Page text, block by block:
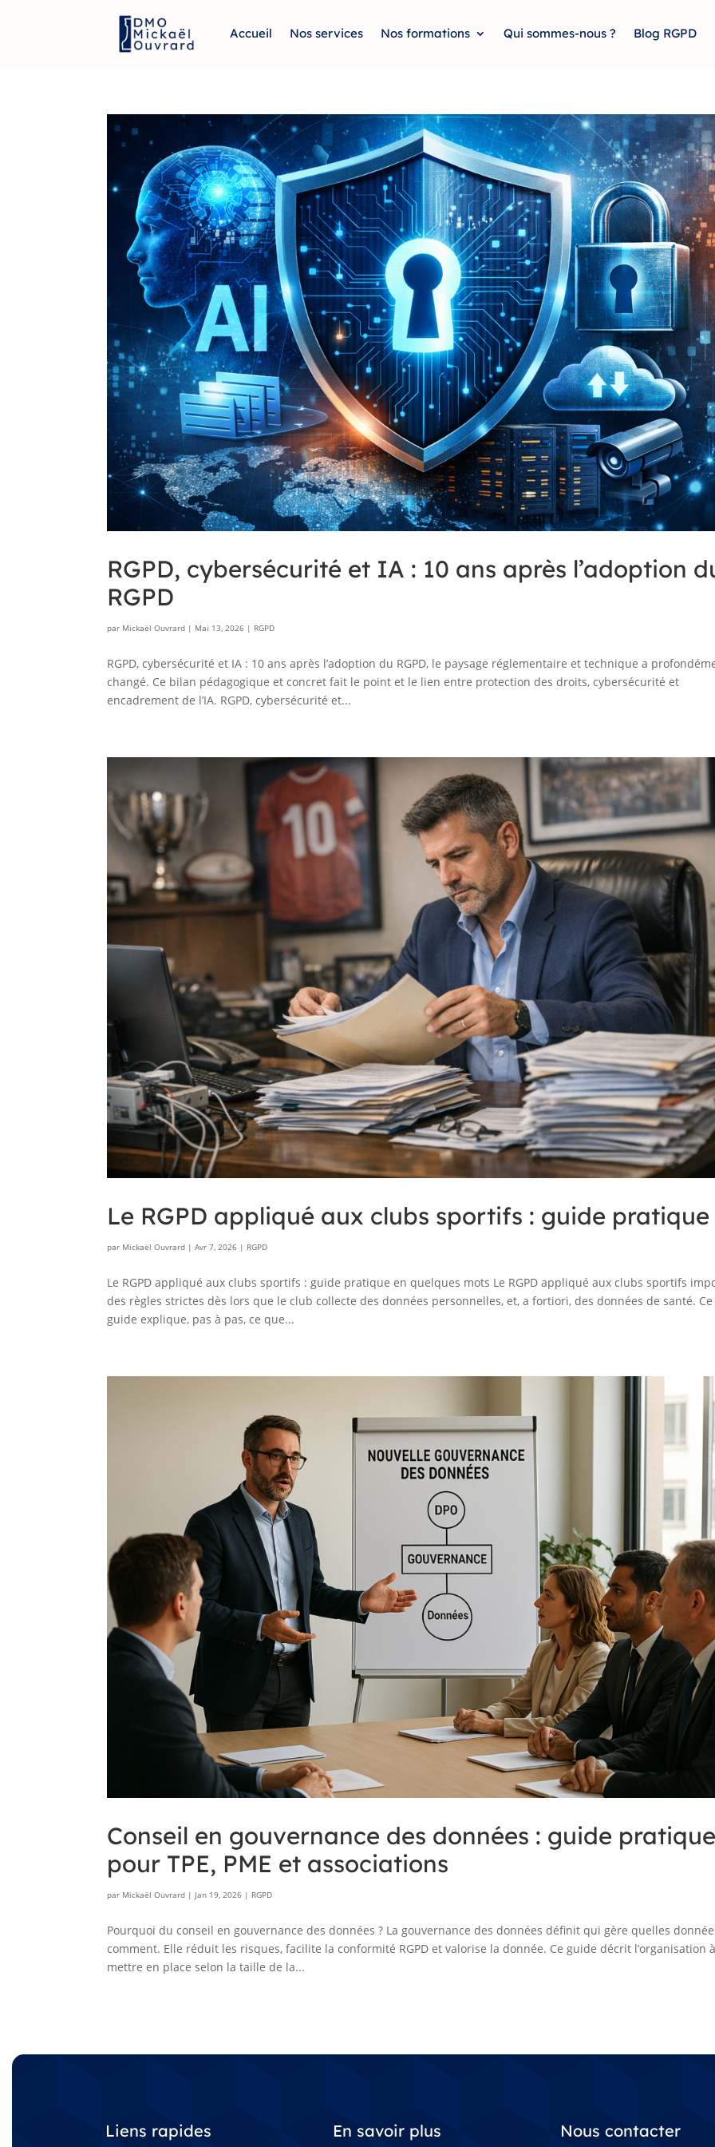
Accueil Nos services Nos formations Qui sommes-nous ? Blog RGPD
RGPD, cybersécurité et IA : 10 ans après l’adoption
RGPD
par Mickaël Ouvrard | Mai 13, 2026 | RGPD
RGPD, cybersécurité et IA : 10 ans après l’adoption du RGPD, le paysage réglementaire et technique a
changé. Ce bilan pédagogique et concret fait le point et le lien entre protection des droits, cybersécurité et
encadrement de l’IA. RGPD, cybersécurité et...
Le RGPD appliqué aux clubs sportifs : guide pratique
par Mickaël Ouvrard |Avr 7, 2026 | RGPD
Le RGPD appliqué aux clubs sportifs : guide pratique en quelques mots Le RGPD appliqué aux clubs sportifs
des règles strictes dès lors que le club collecte des données personnelles, et, a fortiori, des données de santé. Ce
guide explique, pas à pas, ce que...
Conseil en gouvernance des données : guide
pour TPE, PME et associations
par Mickaël Ouvrard | Jan 19, 2026 | RGPD
Pourquoi du conseil en gouvernance des données ? La gouvernance des données définit qui gère quelles
comment. Elle réduit les risques, facilite la conformité RGPD et valorise la donnée. Ce guide décrit l’organisation
mettre en place selon la taille de la...
Liens rapides En savoir plus Nous contacter